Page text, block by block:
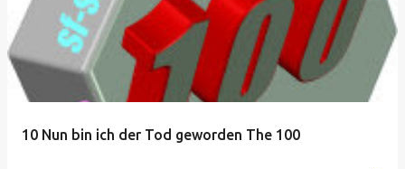
t
s
10 Nun bin ich der Tod geworden The 100